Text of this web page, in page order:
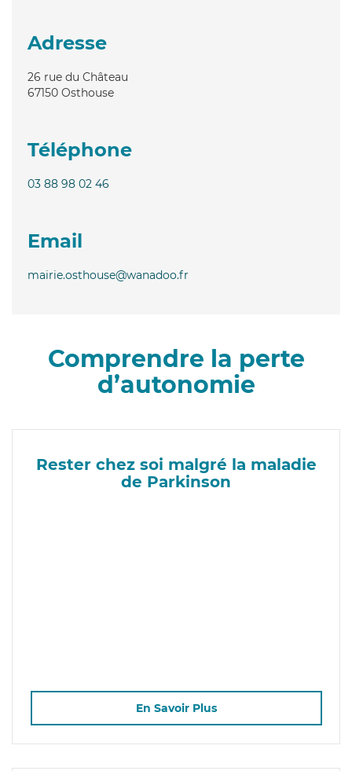
Adresse
26 rue du Château
67150 Osthouse
Téléphone
03 88 98 02 46
Email
mairie.osthouse@wanadoo.fr
Comprendre la perte
d’autonomie
Rester chez soi malgré la maladie
de Parkinson
En Savoir Plus